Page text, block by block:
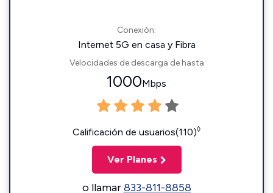
Conexión:
Internet 5G en casa y Fibra
Velocidades de descarga de hasta
1000Mbps
Calificación de usuarios(110)◊
Ver Planes
o llamar833-811-8858